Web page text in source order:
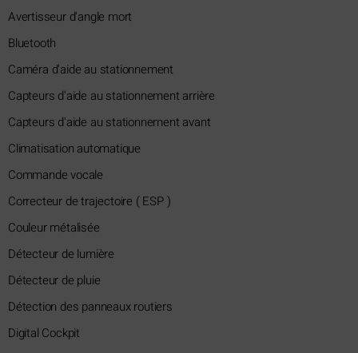
Avertisseur d'angle mort
Bluetooth
Caméra d'aide au stationnement
Capteurs d'aide au stationnement arrière
Capteurs d'aide au stationnement avant
Climatisation automatique
Commande vocale
Correcteur de trajectoire ( ESP )
Couleur métalisée
Détecteur de lumière
Détecteur de pluie
Détection des panneaux routiers
Digital Cockpit